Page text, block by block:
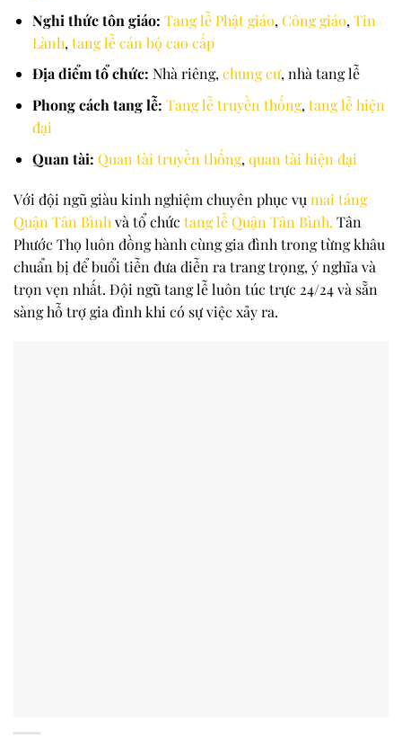
Nghi thức tôn giáo: Tang lễ Phật giáo, Công giáo, Tin
Lành, tang lễ cán bộ cao cấp
Địa điểm tổ chức: Nhà riêng,chung cư, nhà tang lễ
Phong cách tang lễ: Tang lễ truyền thống, tang lễ hiện
đại
Quan tài: Quan tài truyền thống, quan tài hiện đại
Với đội ngũ giàu kinh nghiệm chuyên phục vụmai táng
Quận Tân Bìnhvà tổ chức tang lễ Quận Tân Bình,Tân
Phước Thọ luôn đồng hành cùng gia đình trong từng khâu
chuẩn bị để buổi tiễn đưa diễn ra trang trọng, ý nghĩa và
trọn vẹn nhất. Đội ngũ tang lễ luôn túc trực 24/24 và sẵn
sàng hỗ trợ gia đình khi có sự việc xảy ra.